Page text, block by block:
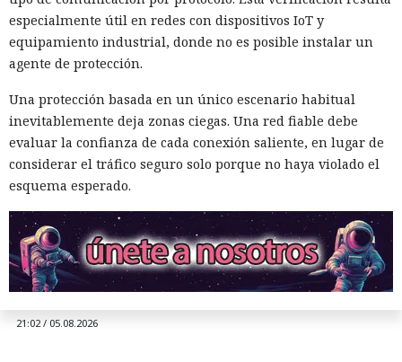
especialmente útil en redes con dispositivos IoT y
equipamiento industrial, donde no es posible instalar un
agente de protección.
Una protección basada en un único escenario habitual
inevitablemente deja zonas ciegas. Una red fiable debe
evaluar la confianza de cada conexión saliente, en lugar de
considerar el tráfico seguro solo porque no haya violado el
esquema esperado.
La Casa Blanca decidió a puerta
cerrada el destino de la IA; los
servicios de inteligencia serán
los primeros en evaluarlo.
21:02 / 05.08.2026